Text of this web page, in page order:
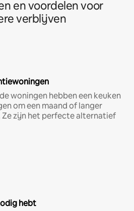
en voordelen voor
verblijven
woningen hebben een keuken
om een maand of langer
zijn het perfecte alternatief
hebt